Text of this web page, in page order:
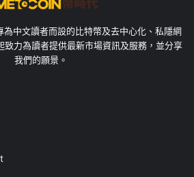
中文讀者而設的比特幣及去中心化、私隱網
致力為讀者提供最新市場資訊及服務，並分享
我們的願景。